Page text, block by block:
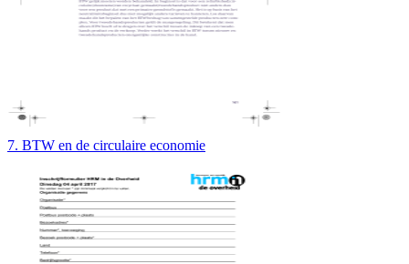
7. BTW en de circulaire economie